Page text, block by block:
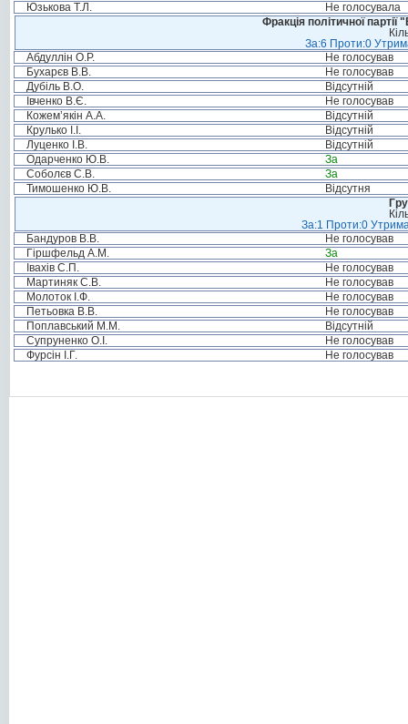
Юзькова Т.Л.
Не голосувала
Фракція політичної
За:6 Проти:0
Абдуллін О.Р.
Не голосував
Бухарєв В.В.
Не голосував
Дубіль В.О.
Відсутній
Івченко В.Є.
Не голосував
Кожем’якін А.А.
Відсутній
Крулько І.І.
Відсутній
Луценко І.В.
Відсутній
Одарченко Ю.В.
За
Соболєв С.В.
За
Тимошенко Ю.В.
Відсутня
За:1 Проти:0
Бандуров В.В.
Не голосував
Гіршфельд А.М.
За
Івахів С.П.
Не голосував
Мартиняк С.В.
Не голосував
Молоток І.Ф.
Не голосував
Петьовка В.В.
Не голосував
Поплавський М.М.
Відсутній
Супруненко О.І.
Не голосував
Фурсін І.Г.
Не голосував